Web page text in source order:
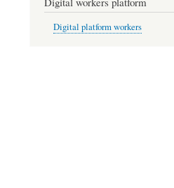
Digital platform workers